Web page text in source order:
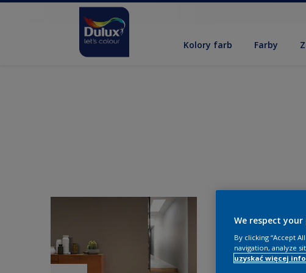
Kolory farb Farby
We respect your
By clicking “Accept
navigation, analyze
uzyskać więcej